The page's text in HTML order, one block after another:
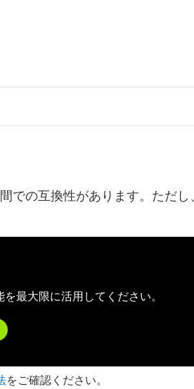
での互換性があります。ただし
最大限に活用してください。
をご確認ください。